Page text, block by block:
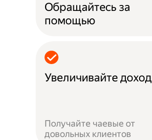
Обращайтесь за
помощью
Увеличивайте доход
Получайте чаевые от
довольных клиентов